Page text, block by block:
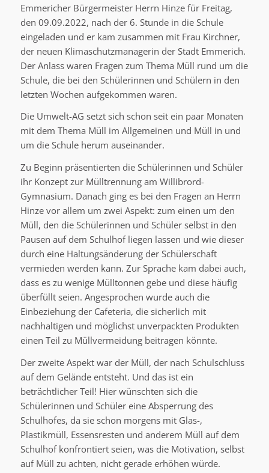
Emmericher Bürgermeister Herrn Hinze für Freitag,
den 09.09.2022, nach der 6. Stunde in die Schule
eingeladen und er kam zusammen mit Frau Kirchner,
der neuen Klimaschutzmanagerin der Stadt Emmerich.
Der Anlass waren Fragen zum Thema Müll rund um die
Schule, die bei den Schülerinnen und Schülern in den
letzten Wochen aufgekommen waren.
Die Umwelt-AG setzt sich schon seit ein paar Monaten
mit dem Thema Müll im Allgemeinen und Müll in und
um die Schule herum auseinander.
Zu Beginn präsentierten die Schülerinnen und Schüler
ihr Konzept zur Mülltrennung am Willibrord-
Gymnasium. Danach ging es bei den Fragen an Herrn
Hinze vor allem um zwei Aspekt: zum einen um den
Müll, den die Schülerinnen und Schüler selbst in den
Pausen auf dem Schulhof liegen lassen und wie dieser
durch eine Haltungsänderung der Schülerschaft
vermieden werden kann. Zur Sprache kam dabei auch,
dass es zu wenige Mülltonnen gebe und diese häufig
überfüllt seien. Angesprochen wurde auch die
Einbeziehung der Cafeteria, die sicherlich mit
nachhaltigen und möglichst unverpackten Produkten
einen Teil zu Müllvermeidung beitragen könnte.
Der zweite Aspekt war der Müll, der nach Schulschluss
auf dem Gelände entsteht. Und das ist ein
beträchtlicher Teil! Hier wünschten sich die
Schülerinnen und Schüler eine Absperrung des
Schulhofes, da sie schon morgens mit Glas-,
Plastikmüll, Essensresten und anderem Müll auf dem
Schulhof konfrontiert seien, was die Motivation, selbst
auf Müll zu achten, nicht gerade erhöhen würde.